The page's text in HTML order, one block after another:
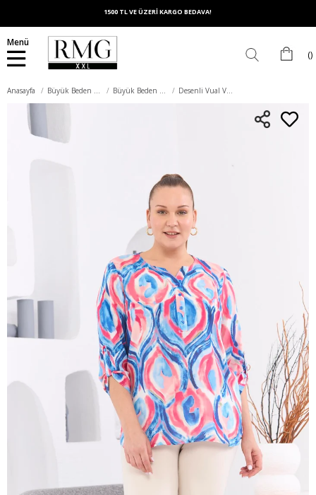
1500 TL VE ÜZERİ KARGO BEDAVA!
Menü
Anasayfa Büyük Beden Üst Giyim Büyük Beden Bluz Desenli Vual Viskon Büyük Beden Kol Apoletli Mavi Bluz